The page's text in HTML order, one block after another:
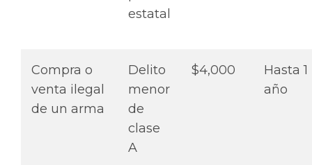
estatal
Compra o
venta ilegal
de un arma
Delito
menor
de
clase
A
$4,000
Hasta 1
año